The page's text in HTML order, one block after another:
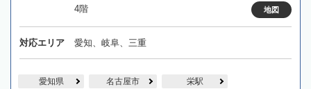
4階
地図
対応エリア 愛知、岐阜、三重
愛知県 名古屋市 栄駅